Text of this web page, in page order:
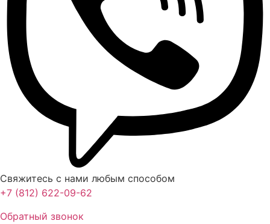
Свяжитесь с нами любым способом
+7 (812) 622-09-62
Обратный звонок